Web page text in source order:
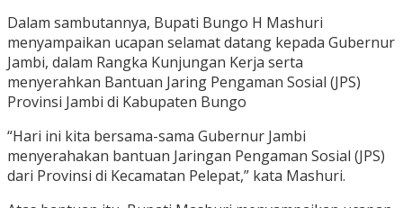
Dalam sambutannya, Bupati Bungo H Mashuri
menyampaikan ucapan selamat datang kepada Gubernur
Jambi, dalam Rangka Kunjungan Kerja serta
menyerahkan Bantuan Jaring Pengaman Sosial (JPS)
Provinsi Jambi di Kabupaten Bungo
“Hari ini kita bersama-sama Gubernur Jambi
menyerahakan bantuan Jaringan Pengaman Sosial (JPS)
dari Provinsi di Kecamatan Pelepat,” kata Mashuri.